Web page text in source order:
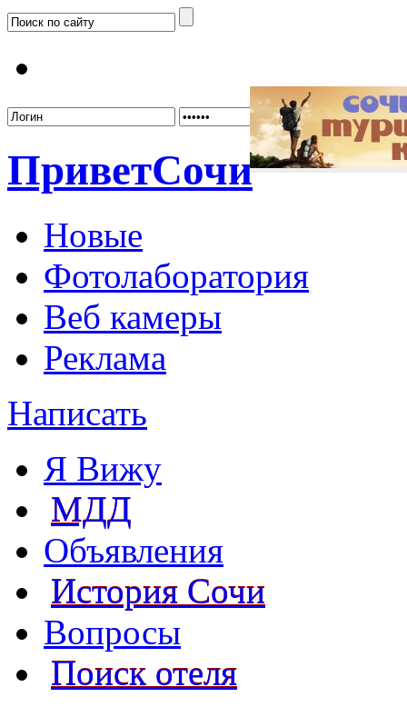
ПриветСочи
Новые
Фотолаборатория
Веб камеры
Реклама
Написать
Я Вижу
МДД
Объявления
История Сочи
Вопросы
Поиск отеля